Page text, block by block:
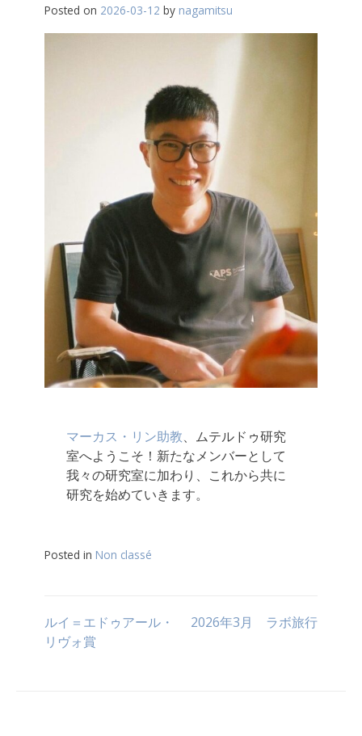
Posted on 2026-03-12 by nagamitsu
マーカス・リン助教、ムテルドゥ研究
室へようこそ！新たなメンバーとして
我々の研究室に加わり、これから共に
研究を始めていきます。
Posted in Non classé
投
ルイ＝エドゥアール・
リヴォ賞
2026年3月 ラボ旅行